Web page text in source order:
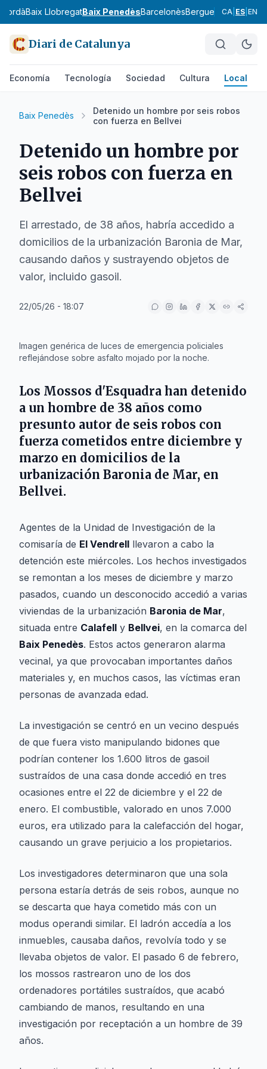
Baix LlobregatBaix PenedèsBarcelonèsBerguedàCerdanya
CA ES EN
Diari de Catalunya
Economía Tecnología Sociedad Cultura Local
Baix Penedès
Detenido un hombre por seis robos
con fuerza en Bellvei
Detenido un hombre por
seis robos con fuerza en
Bellvei
El arrestado, de 38 años, habría accedido a
domicilios de la urbanización Baronia de Mar,
causando daños y sustrayendo objetos de
valor, incluido gasoil.
22/05/26 - 18:07
Imagen genérica de luces de emergencia policiales
reflejándose sobre asfalto mojado por la noche.
Los Mossos d'Esquadra han detenido
a un hombre de 38 años como
presunto autor de seis robos con
fuerza cometidos entre diciembre y
marzo en domicilios de la
urbanización Baronia de Mar, en
Bellvei.
Agentes de la Unidad de Investigación de la
comisaría de El Vendrell llevaron a cabo la
detención este miércoles. Los hechos investigados
se remontan a los meses de diciembre y marzo
pasados, cuando un desconocido accedió a varias
viviendas de la urbanización Baronia de Mar,
situada entre Calafell y Bellvei, en la comarca del
Baix Penedès. Estos actos generaron alarma
vecinal, ya que provocaban importantes daños
materiales y, en muchos casos, las víctimas eran
personas de avanzada edad.
La investigación se centró en un vecino después
de que fuera visto manipulando bidones que
podrían contener los 1.600 litros de gasoil
sustraídos de una casa donde accedió en tres
ocasiones entre el 22 de diciembre y el 22 de
enero. El combustible, valorado en unos 7.000
euros, era utilizado para la calefacción del hogar,
causando un grave perjuicio a los propietarios.
Los investigadores determinaron que una sola
persona estaría detrás de seis robos, aunque no
se descarta que haya cometido más con un
modus operandi similar. El ladrón accedía a los
inmuebles, causaba daños, revolvía todo y se
llevaba objetos de valor. El pasado 6 de febrero,
los mossos rastrearon uno de los dos
ordenadores portátiles sustraídos, que acabó
cambiando de manos, resultando en una
investigación por receptación a un hombre de 39
años.